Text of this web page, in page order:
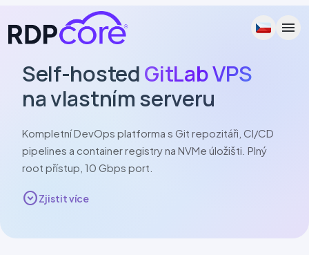
menu
Self-hostedGitLabVPS
na vlastním serveru
Kompletní DevOps platforma s Git repozitáři, CI/CD
pipelines a container registry na NVMe úložišti. Plný
root přístup, 10 Gbps port.
expand_circle_downZjistit více